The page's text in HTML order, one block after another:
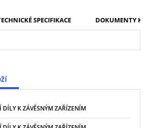
SPECIFIKACE DOKUMENTY KE
DÍLY K ZÁVĚSNÝM ZAŘÍZENÍM